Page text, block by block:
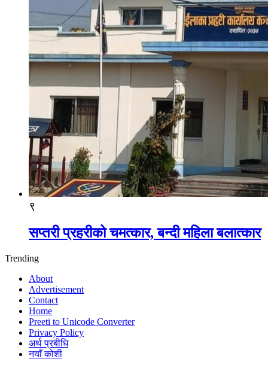
९
सप्तरी प्रहरीको चमत्कार, बन्दी महिला बलात्कार
Trending
About
Advertisement
Contact
Home
Preeti to Unicode Converter
Privacy Policy
अर्थ प्रबीधि
नयाँ कोशी